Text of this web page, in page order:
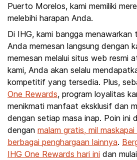
Puerto Morelos, kami memiliki
melebihi harapan Anda.
Di IHG, kami bangga
Anda memesan langsung dengan
memesan melalui situs web resmi
kami, Anda akan selalu
kompetitif yang tersedia. Plus,
One Rewards, program loyalitas
menikmati manfaat eksklusif dan
dengan setiap masa inap. Poin ini
dengan malam gratis, mil
berbagai penghargaan lainnya.
IHG One Rewards hari ini dan